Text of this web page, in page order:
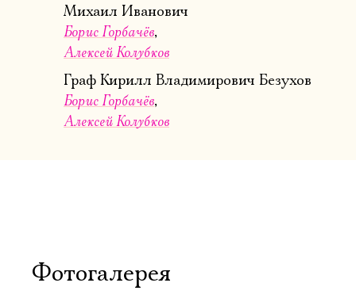
Михаил Иванович
Борис Горбачёв
Алексей Колубков
Граф Кирилл Владимирович Безухов
Борис Горбачёв
Алексей Колубков
Фотогалерея